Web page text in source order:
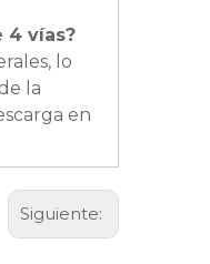
4 vías?
lo
la
en
Siguiente: